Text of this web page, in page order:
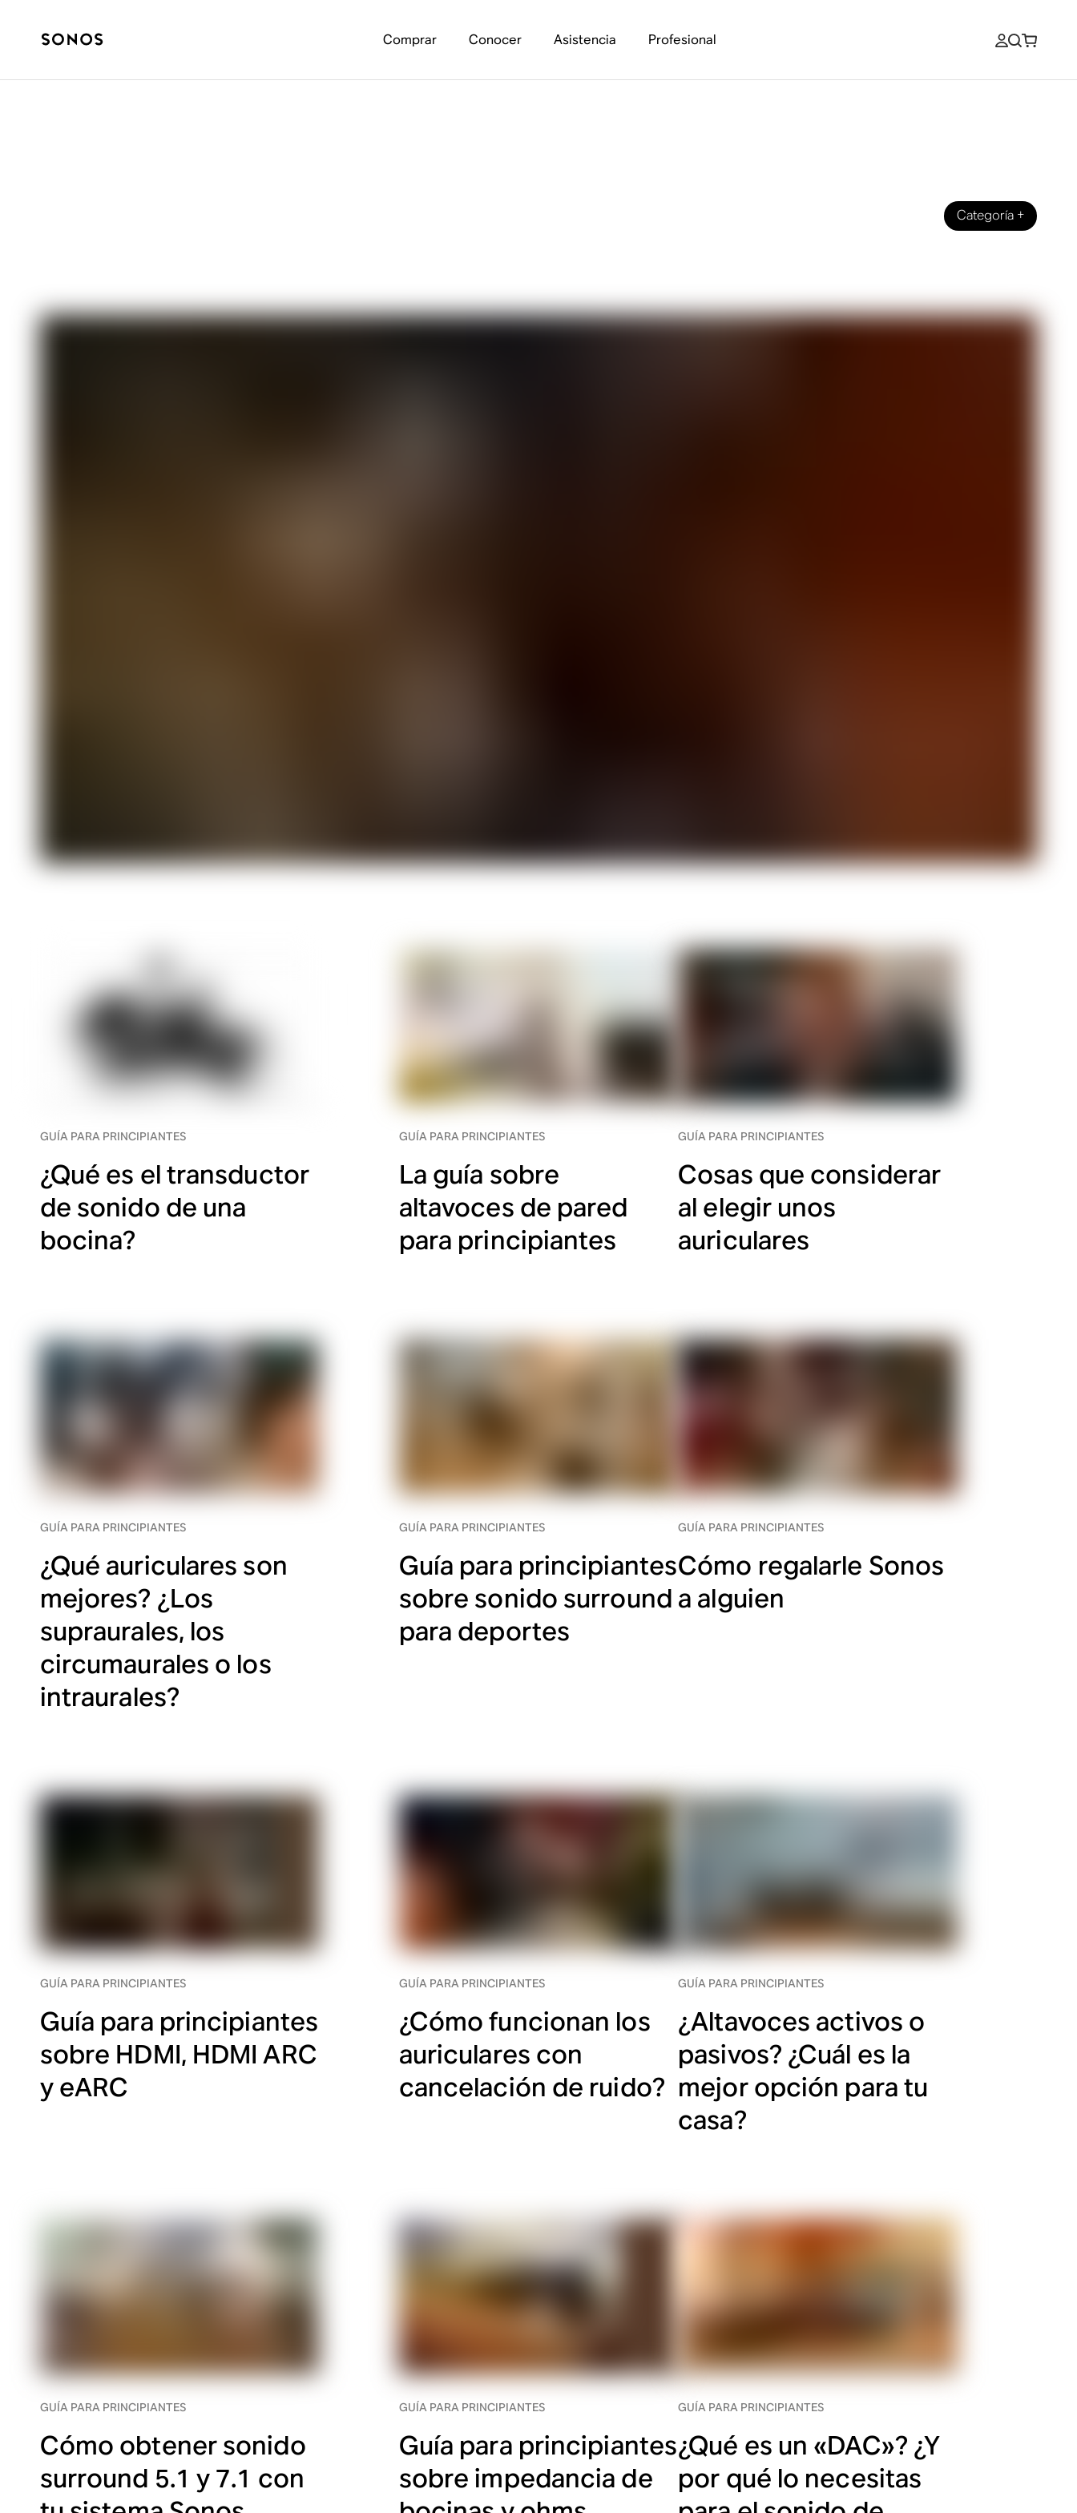
Comprar Conocer Asistencia Profesional
Categoría +
GUÍA PARA PRINCIPIANTES
¿Qué es el transductor
de sonido de una
bocina?
GUÍA PARA PRINCIPIANTES
La guía sobre
altavoces de pared
para principiantes
GUÍA PARA PRINCIPIANTES
Cosas que considerar
al elegir unos
auriculares
GUÍA PARA PRINCIPIANTES
¿Qué auriculares son
mejores? ¿Los
supraurales, los
circumaurales o los
intraurales?
GUÍA PARA PRINCIPIANTES
Guía para principiantes
sobre sonido surround
para deportes
GUÍA PARA PRINCIPIANTES
Cómo regalarle Sonos
a alguien
GUÍA PARA PRINCIPIANTES
Guía para principiantes
sobre HDMI, HDMI ARC
y eARC
GUÍA PARA PRINCIPIANTES
¿Cómo funcionan los
auriculares con
cancelación de ruido?
GUÍA PARA PRINCIPIANTES
¿Altavoces activos o
pasivos? ¿Cuál es la
mejor opción para tu
casa?
GUÍA PARA PRINCIPIANTES
Cómo obtener sonido
surround 5.1 y 7.1 con
GUÍA PARA PRINCIPIANTES
Guía para principiantes
sobre impedancia de
GUÍA PARA PRINCIPIANTES
¿Qué es un «DAC»? ¿Y
por qué lo necesitas